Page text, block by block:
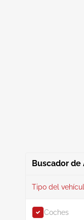
Buscador de
Tipo del
Coches